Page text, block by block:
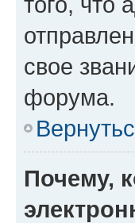
свое
форума.
Почему,